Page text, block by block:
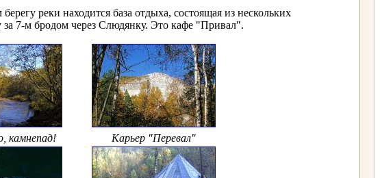
реки находится база отдыха, состоящая из нескольких
7-м бродом через Слюдянку. Это кафе "Привал".
камнепад! Карьер "Перевал"